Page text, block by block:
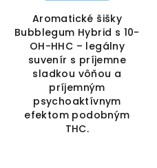
Aromatické šišky
Bubblegum Hybrid s 10-
OH-HHC – legálny
suvenír s príjemne
sladkou vôňou a
príjemným
psychoaktívnym
efektom podobným
THC.